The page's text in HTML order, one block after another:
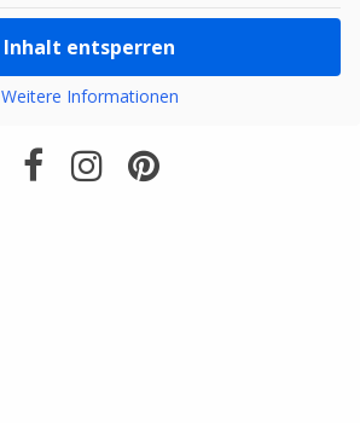
Inhalt entsperren
Weitere Informationen